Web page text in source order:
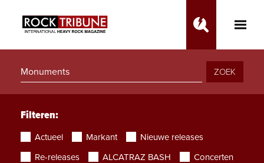
Toggle
ZOEK
Filteren:
Actueel Markant
Nieuwe releases
Re-releases
ALCATRAZ BASH
Concerten